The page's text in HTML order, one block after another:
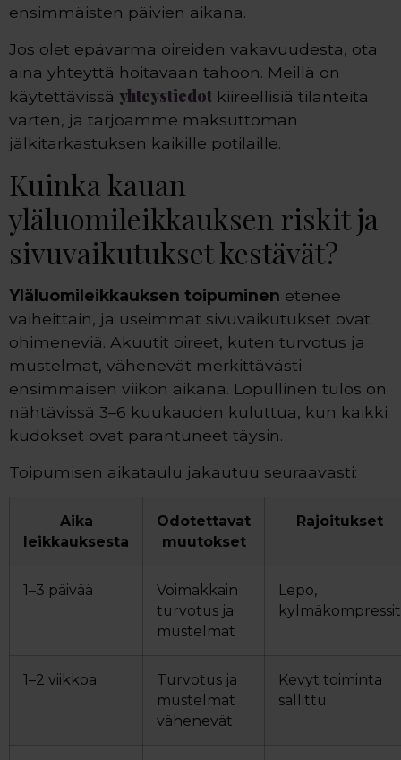
ensimmäisten päivien aikana.
Jos olet epävarma oireiden vakavuudesta, ota
aina yhteyttä hoitavaan tahoon. Meillä on
käytettävissä yhteystiedot kiireellisiä tilanteita
varten, ja tarjoamme maksuttoman
jälkitarkastuksen kaikille potilaille.
Kuinka kauan
yläluomileikkauksen riskit ja
sivuvaikutukset kestävät?
Yläluomileikkauksen toipuminen etenee
vaiheittain, ja useimmat sivuvaikutukset ovat
ohimeneviä. Akuutit oireet, kuten turvotus ja
mustelmat, vähenevät merkittävästi
ensimmäisen viikon aikana. Lopullinen tulos on
nähtävissä 3–6 kuukauden kuluttua, kun kaikki
kudokset ovat parantuneet täysin.
Toipumisen aikataulu jakautuu seuraavasti:
Aika
leikkauksesta
Odotettavat
muutokset
Rajoitukset
1–3 päivää
Voimakkain
turvotus ja
mustelmat
Lepo,
kylmäkompressit
1–2 viikkoa
Turvotus ja
mustelmat
vähenevät
Kevyt toiminta
sallittu